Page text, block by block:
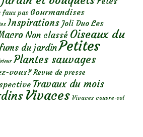
faux pas Gourmandises
Inspirations Joli Duo Les
Non classé Oiseaux du
du jardinPetites
Plantes sauvages
vous? Revue de presse
Travaux du mois
Vivaces Vivaces couvre-sol